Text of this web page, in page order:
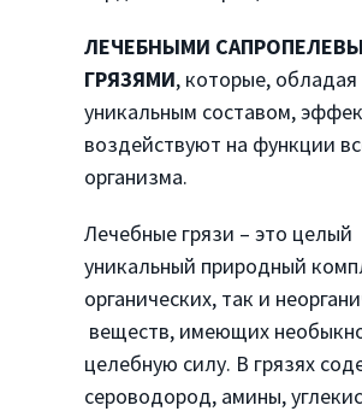
ЛЕЧЕБНЫМИ
ГРЯЗЯМИ, которые, обладая
уникальным составом,
воздействуют на функции
организма.
Лечебные грязи – это целый
уникальный природный
органических, так и
веществ, имеющих
целебную силу. В грязях
сероводород, амины,